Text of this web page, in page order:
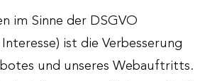
im Sinne der DSGVO
ist die Verbesserung
und unseres Webauftritts.